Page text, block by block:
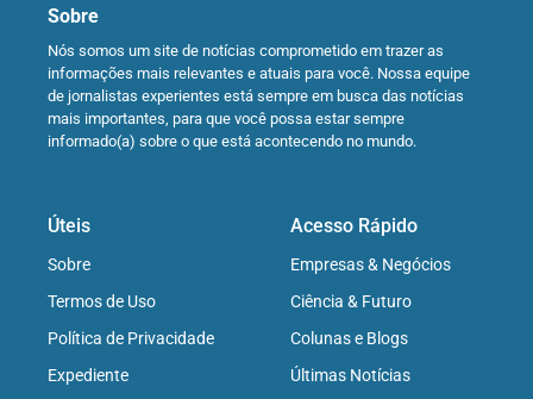
Sobre
Nós somos um site de notícias comprometido em trazer as
informações mais relevantes e atuais para você. Nossa equipe
de jornalistas experientes está sempre em busca das notícias
mais importantes, para que você possa estar sempre
informado(a) sobre o que está acontecendo no mundo.
Úteis
Sobre
Termos de Uso
Política de Privacidade
Expediente
Acesso Rápido
Empresas & Negócios
Ciência & Futuro
Colunas e Blogs
Últimas Notícias